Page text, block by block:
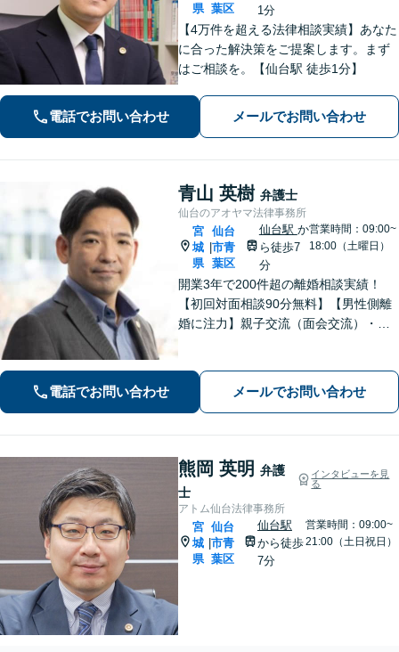
県 葉区
1分
【4万件を超える法律相談実績】あなた
に合った解決策をご提案します。まず
はご相談を。【仙台駅 徒歩1分】
電話でお問い合わせ メールでお問い合わせ
青山 英樹 弁護士
仙台のアオヤマ法律事務所
宮
城
県
仙台
市青
葉区
仙台駅 か
ら徒歩7
分
営業時間：09:00~
18:00（土曜日）
開業3年で200件超の離婚相談実績！
【初回対面相談90分無料】【男性側離
婚に注力】親子交流（面会交流）・親
応【夫婦カウンセラー】依頼者に寄り
添い「幸せになるための離婚」を目指
電話でお問い合わせ メールでお問い合わせ
熊岡 英明 弁護
士
インタビューを見
る
アトム仙台法律事務所
宮
城
県
仙台
市青
葉区
仙台駅
から徒歩
7分
営業時間：09:00~
21:00（土日祝日）